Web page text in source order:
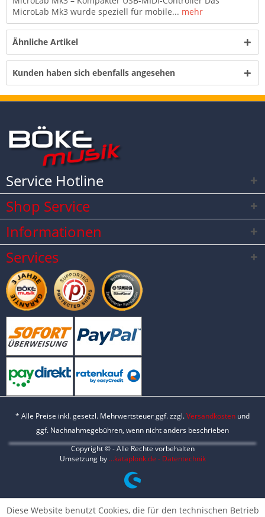
MicroLab Mk3 wurde speziell für mobile... mehr
Ähnliche Artikel
Kunden haben sich ebenfalls angesehen
Service Hotline
Shop Service
Informationen
Services
* Alle Preise inkl. gesetzl. Mehrwertsteuer ggf. zzgl.Versandkosten und
ggf. Nachnahmegebühren, wenn nicht anders beschrieben
Copyright © - Alle Rechte vorbehalten
Umsetzung by ...kataplonk.de - Datentechnik
Diese Website benutzt Cookies, die für den technischen Betrieb